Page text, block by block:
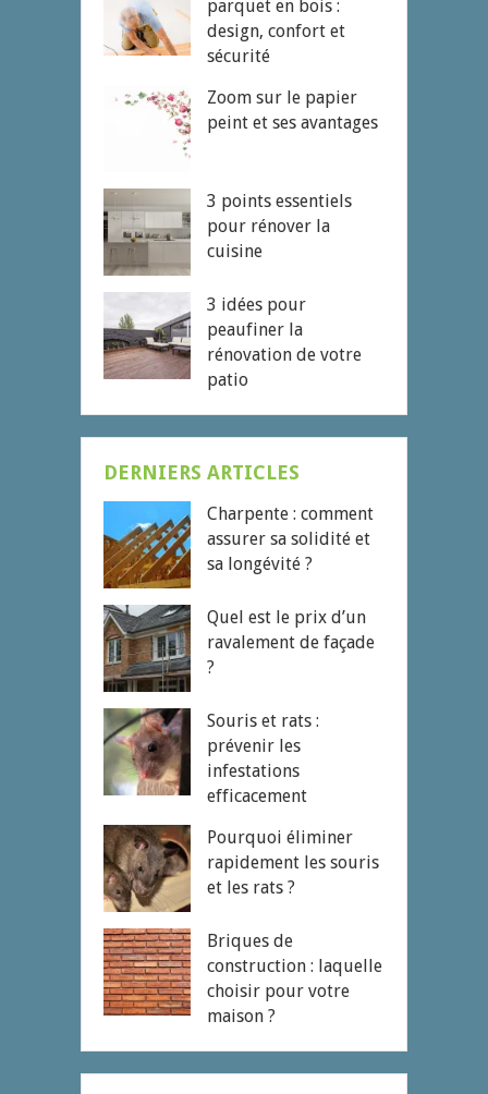
parquet en bois :
design, confort et
sécurité
Zoom sur le papier
peint et ses avantages
3 points essentiels
pour rénover la
cuisine
3 idées pour
peaufiner la
rénovation de votre
patio
DERNIERS ARTICLES
Charpente : comment
assurer sa solidité et
sa longévité ?
Quel est le prix d’un
ravalement de façade
?
Souris et rats :
prévenir les
infestations
efficacement
Pourquoi éliminer
rapidement les souris
et les rats ?
Briques de
construction : laquelle
choisir pour votre
maison ?